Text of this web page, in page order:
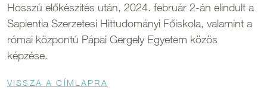
Hosszú előkészítés után, 2024. február 2-án elindult a
Sapientia Szerzetesi Hittudományi Főiskola, valamint a
római központú Pápai Gergely Egyetem közös
képzése.
Morzsa
VISSZA A CÍMLAPRA